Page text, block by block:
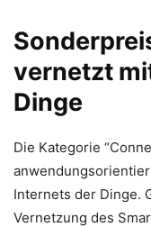
vernetzt
Dinge
Die Kategorie
Internets der Dinge.
Vernetzung des